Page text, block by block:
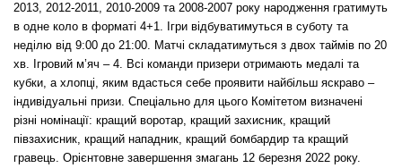
2013, 2012-2011, 2010-2009 та 2008-2007 року народження гратимуть
в одне коло в форматі 4+1. Ігри відбуватимуться в суботу та
неділю від 9:00 до 21:00. Матчі складатимуться з двох таймів по 20
хв. Ігровий м’яч – 4. Всі команди призери отримають медалі та
кубки, а хлопці, яким вдасться себе проявити найбільш яскраво –
індивідуальні призи. Спеціально для цього Комітетом визначені
різні номінації: кращий воротар, кращий захисник, кращий
півзахисник, кращий нападник, кращий бомбардир та кращий
гравець. Орієнтовне завершення змагань 12 березня 2022 року.